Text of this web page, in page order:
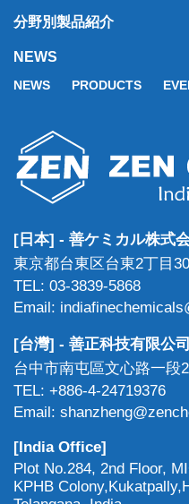
分野別製品紹介
NEWS
NEWS PRODUCTS
[日本] - 善ケミカル株式
東京都台東区台東2丁目
TEL: 03-3839-5868
Email:
[台灣] - 善正科技有限公司
台中市南屯區文心路一段
TEL: +886-4-24719376
Email:
[India Office]
Plot No.284, 2nd Floor,
KPHB